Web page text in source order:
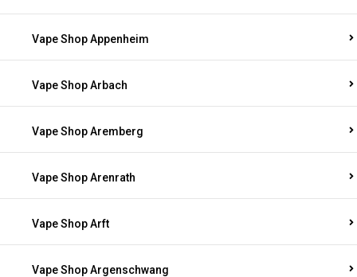
Vape Shop Appenheim
Vape Shop Arbach
Vape Shop Aremberg
Vape Shop Arenrath
Vape Shop Arft
Vape Shop Argenschwang